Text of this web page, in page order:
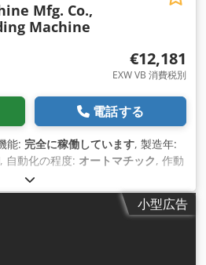
Mfg. Co.,
Machine
€12,181
EXW VB 消費税別
電話する
能: 完全に稼働しています, 製造年:
, 自動化の程度: オートマチック, 作動
メーカー:
Co., Ltd., コントローラモデル:
, パイプ長さ（最大）:3
小型広告